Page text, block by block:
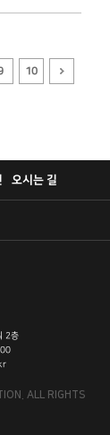
10
오시는 길
2층
ALL RIGHTS